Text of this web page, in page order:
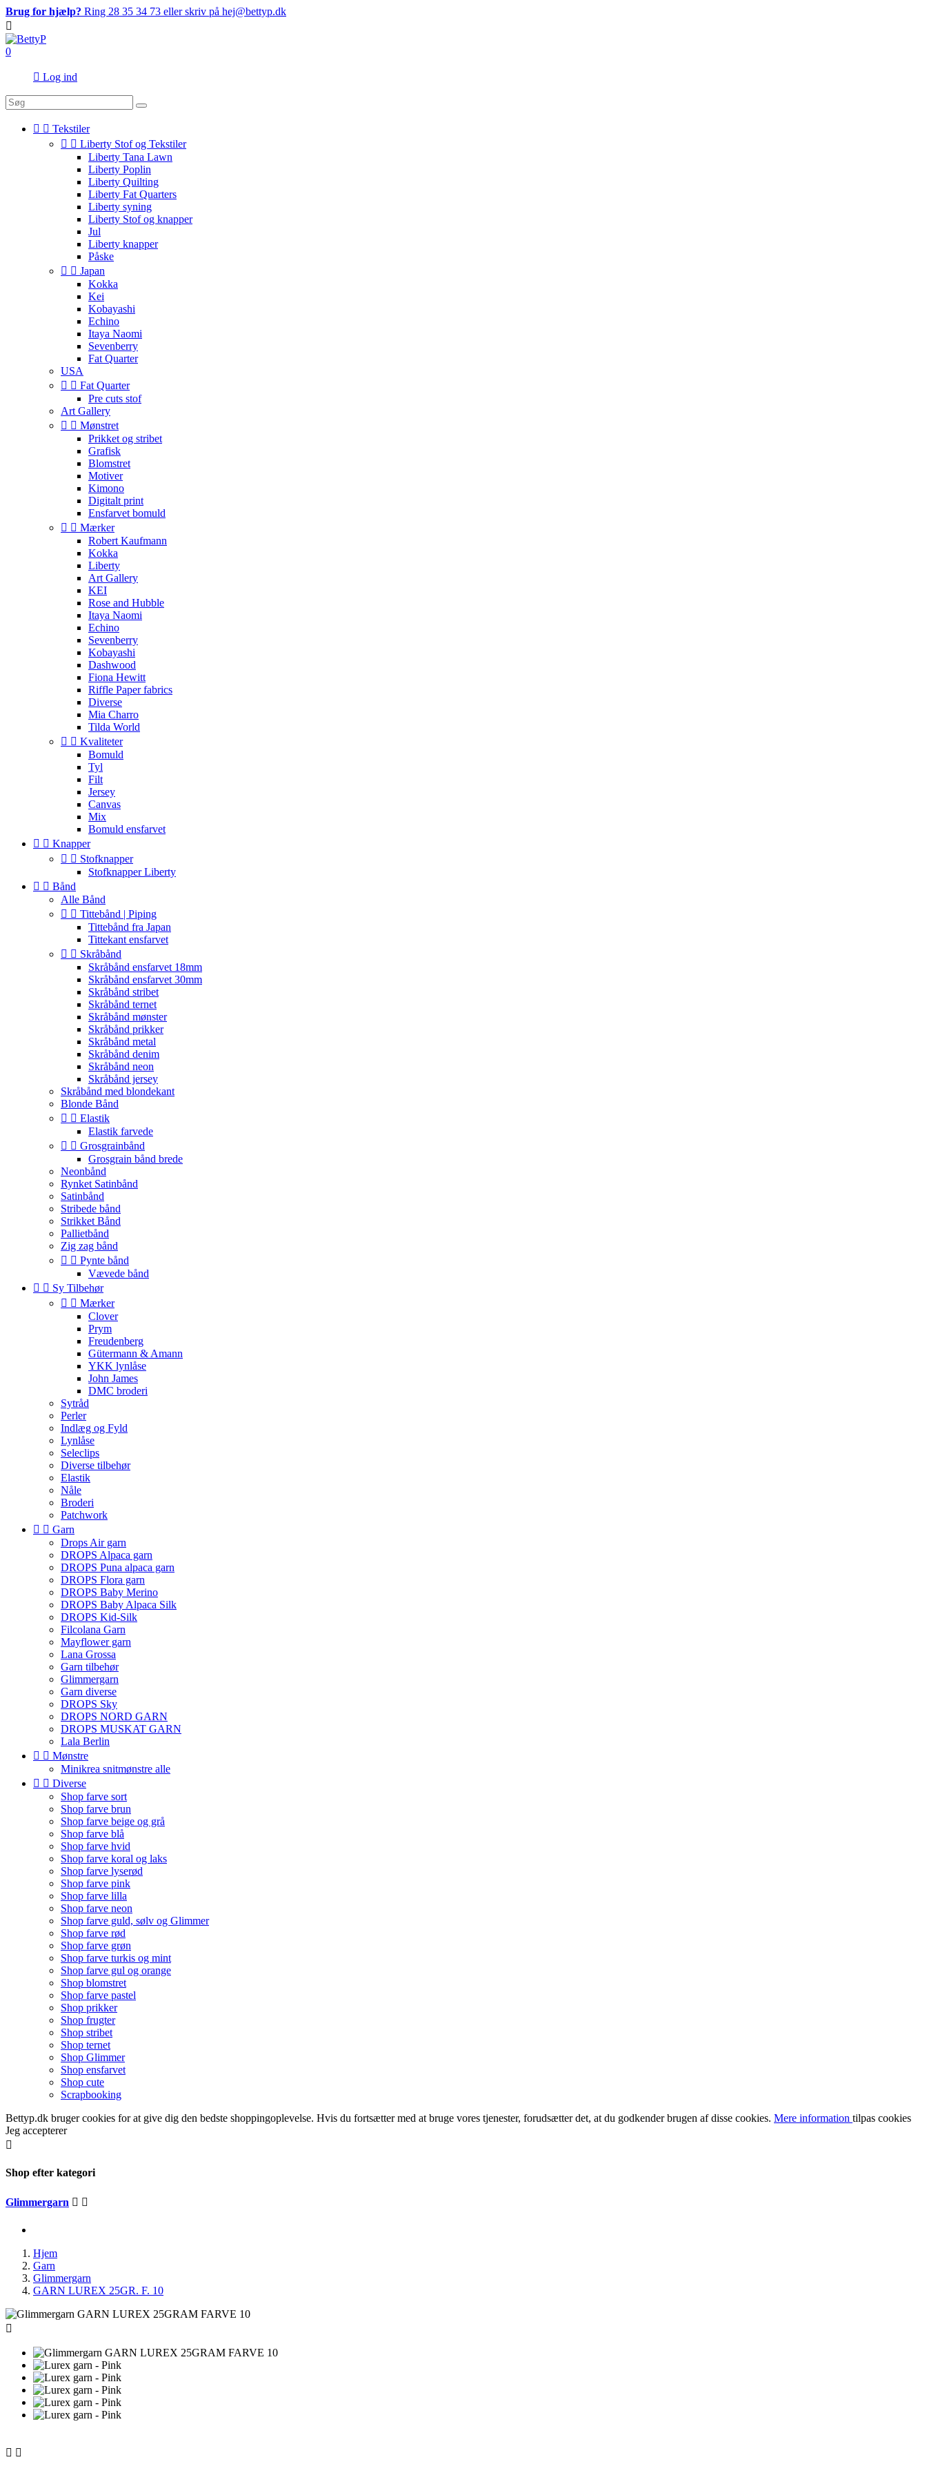
Brug for hjælp? Ring 28 35 34 73 eller skriv på hej@bettyp.dk

0
 Log ind
  Tekstiler
  Liberty Stof og Tekstiler
Liberty Tana Lawn
Liberty Poplin
Liberty Quilting
Liberty Fat Quarters
Liberty syning
Liberty Stof og knapper
Jul
Liberty knapper
Påske
  Japan
Kokka
Kei
Kobayashi
Echino
Itaya Naomi
Sevenberry
Fat Quarter
USA
  Fat Quarter
Pre cuts stof
Art Gallery
  Mønstret
Prikket og stribet
Grafisk
Blomstret
Motiver
Kimono
Digitalt print
Ensfarvet bomuld
  Mærker
Robert Kaufmann
Kokka
Liberty
Art Gallery
KEI
Rose and Hubble
Itaya Naomi
Echino
Sevenberry
Kobayashi
Dashwood
Fiona Hewitt
Riffle Paper fabrics
Diverse
Mia Charro
Tilda World
  Kvaliteter
Bomuld
Tyl
Filt
Jersey
Canvas
Mix
Bomuld ensfarvet
  Knapper
  Stofknapper
Stofknapper Liberty
  Bånd
Alle Bånd
  Tittebånd | Piping
Tittebånd fra Japan
Tittekant ensfarvet
  Skråbånd
Skråbånd ensfarvet 18mm
Skråbånd ensfarvet 30mm
Skråbånd stribet
Skråbånd ternet
Skråbånd mønster
Skråbånd prikker
Skråbånd metal
Skråbånd denim
Skråbånd neon
Skråbånd jersey
Skråbånd med blondekant
Blonde Bånd
  Elastik
Elastik farvede
  Grosgrainbånd
Grosgrain bånd brede
Neonbånd
Rynket Satinbånd
Satinbånd
Stribede bånd
Strikket Bånd
Pallietbånd
Zig zag bånd
  Pynte bånd
Vævede bånd
  Sy Tilbehør
  Mærker
Clover
Prym
Freudenberg
Gütermann & Amann
YKK lynlåse
John James
DMC broderi
Sytråd
Perler
Indlæg og Fyld
Lynlåse
Seleclips
Diverse tilbehør
Elastik
Nåle
Broderi
Patchwork
  Garn
Drops Air garn
DROPS Alpaca garn
DROPS Puna alpaca garn
DROPS Flora garn
DROPS Baby Merino
DROPS Baby Alpaca Silk
DROPS Kid-Silk
Filcolana Garn
Mayflower garn
Lana Grossa
Garn tilbehør
Glimmergarn
Garn diverse
DROPS Sky
DROPS NORD GARN
DROPS MUSKAT GARN
Lala Berlin
  Mønstre
Minikrea snitmønstre alle
  Diverse
Shop farve sort
Shop farve brun
Shop farve beige og grå
Shop farve blå
Shop farve hvid
Shop farve koral og laks
Shop farve lyserød
Shop farve pink
Shop farve lilla
Shop farve neon
Shop farve guld, sølv og Glimmer
Shop farve rød
Shop farve grøn
Shop farve turkis og mint
Shop farve gul og orange
Shop blomstret
Shop farve pastel
Shop prikker
Shop frugter
Shop stribet
Shop ternet
Shop Glimmer
Shop ensfarvet
Shop cute
Scrapbooking
Bettyp.dk bruger cookies for at give dig den bedste shoppingoplevelse. Hvis du fortsætter med at bruge vores tjenester, forudsætter det, at du godkender brugen af disse cookies. Mere information tilpas cookies
Jeg accepterer

Shop efter kategori
Glimmergarn  
Hjem
Garn
Glimmergarn
GARN LUREX 25GR. F. 10

 